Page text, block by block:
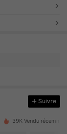
Suivre
39K Vendu